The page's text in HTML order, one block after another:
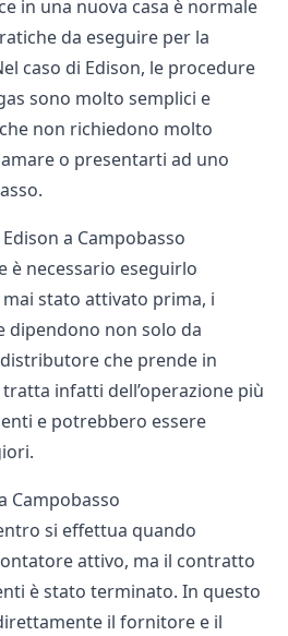
in una nuova casa è normale
da eseguire per la
caso di Edison, le procedure
sono molto semplici e
non richiedono molto
o presentarti ad uno
a Campobasso
è necessario eseguirlo
stato attivato prima, i
dipendono non solo da
che prende in
tratta infatti dell’operazione più
e potrebbero essere
Campobasso
si effettua quando
attivo, ma il contratto
è stato terminato. In questo
il fornitore e il